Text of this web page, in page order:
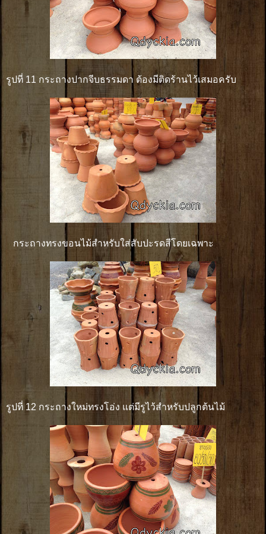
รูปที่ 11 กระถางปากจีบธรรมดา ต้องมีติดร้านไว้เสมอครับ
กระถางทรงขอนไม้สำหรับใส่สับปะรดสีโดยเฉพาะ
รูปที่ 12 กระถางใหม่ทรงโอ่ง แต่มีรูไว้สำหรับปลูกต้นไม้